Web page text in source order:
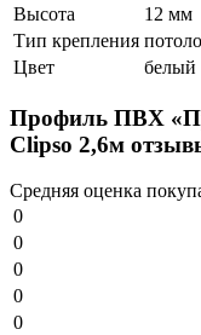
Высота
12 мм
Тип крепления
Цвет
белый
Профиль ПВХ
Clipso 2,6м
Средняя оценка
0
0
0
0
0